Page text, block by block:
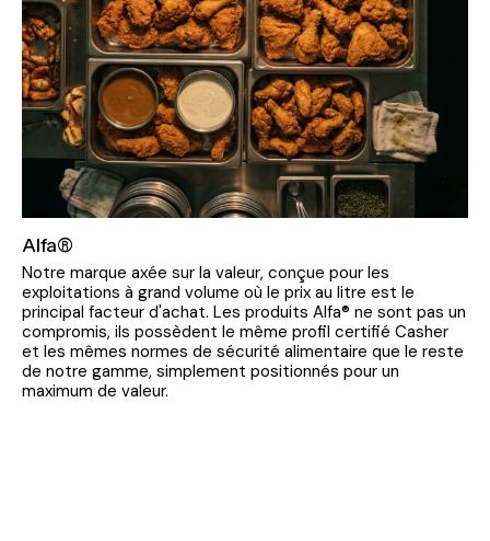
Alfa®
Notre marque axée sur la valeur, conçue pour les
exploitations à grand volume où le prix au litre est le
principal facteur d'achat. Les produits Alfa® ne sont pas un
compromis, ils possèdent le même profil certifié Casher
et les mêmes normes de sécurité alimentaire que le reste
de notre gamme, simplement positionnés pour un
maximum de valeur.